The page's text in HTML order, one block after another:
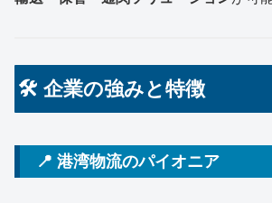
🛠 企業の強みと特徴
📍 港湾物流のパイオニア